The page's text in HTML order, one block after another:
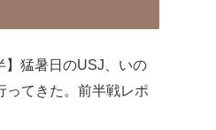
】猛暑日のUSJ、いの
ってきた。前半戦レポ